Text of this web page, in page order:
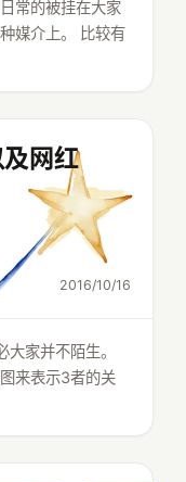
常的被挂在大家
媒介上。 比较有
网红
2016/10/16
家并不陌生。
来表示3者的关